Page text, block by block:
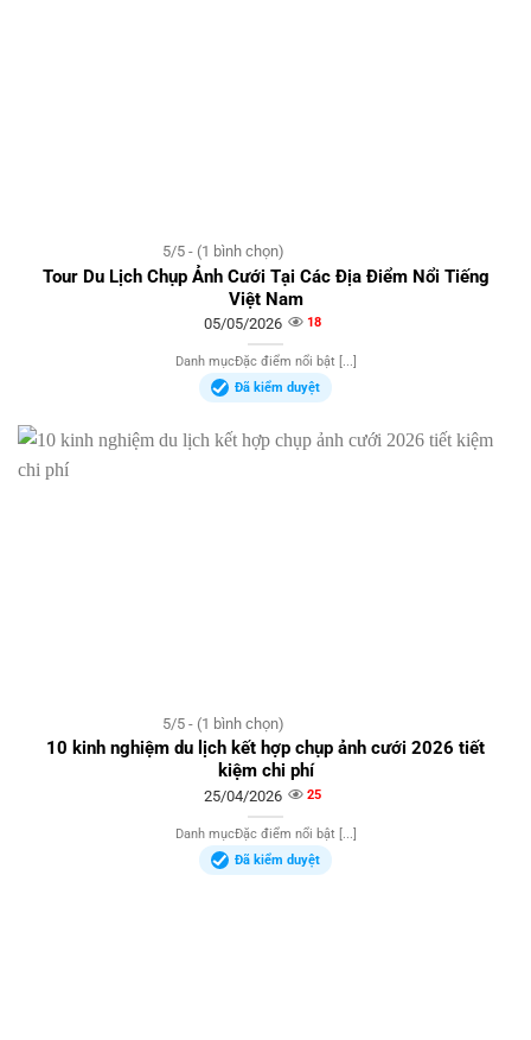
5/5 - (1 bình chọn)
Tour Du Lịch Chụp Ảnh Cưới Tại Các Địa Điểm Nổi Tiếng
Việt Nam
05/05/2026 18
Danh mụcĐặc điểm nổi bật [...]
Đã kiểm duyệt
5/5 - (1 bình chọn)
10 kinh nghiệm du lịch kết hợp chụp ảnh cưới 2026 tiết
kiệm chi phí
25/04/2026 25
Danh mụcĐặc điểm nổi bật [...]
Đã kiểm duyệt